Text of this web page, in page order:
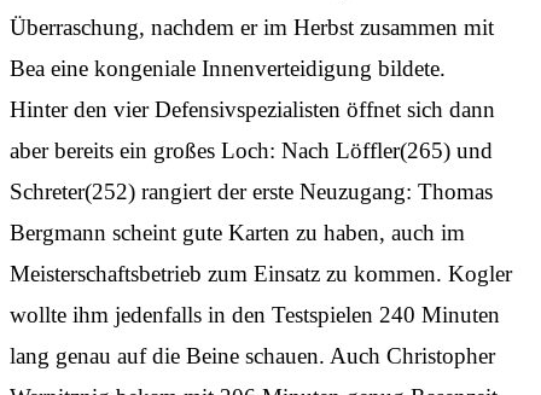
Überraschung, nachdem er im Herbst zusammen mit
Bea eine kongeniale Innenverteidigung bildete.
Hinter den vier Defensivspezialisten öffnet sich dann
aber bereits ein großes Loch: Nach Löffler(265) und
Schreter(252) rangiert der erste Neuzugang: Thomas
Bergmann scheint gute Karten zu haben, auch im
Meisterschaftsbetrieb zum Einsatz zu kommen. Kogler
wollte ihm jedenfalls in den Testspielen 240 Minuten
lang genau auf die Beine schauen. Auch Christopher